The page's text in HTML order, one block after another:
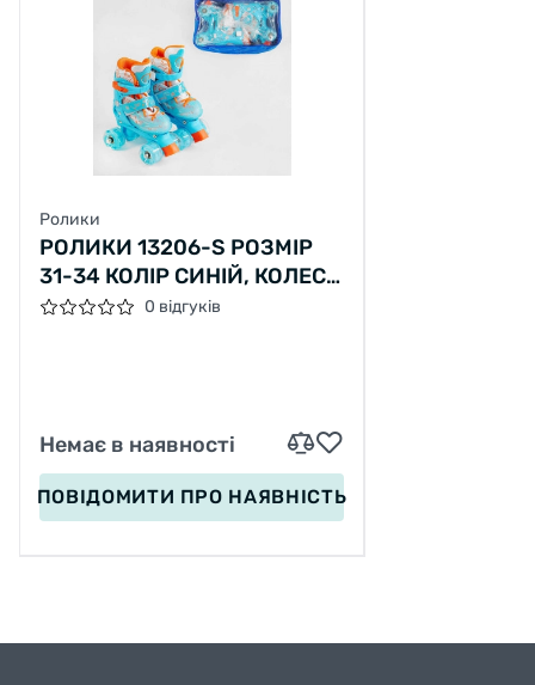
Ролики
РОЛИКИ 13206-S РОЗМІР
31-34 КОЛІР СИНІЙ, КОЛЕСА
PU, КОЛЕСА ЗІ СВІТЛОМ,
0 відгуків
Немає в наявності
ПОВІДОМИТИ ПРО НАЯВНІСТЬ